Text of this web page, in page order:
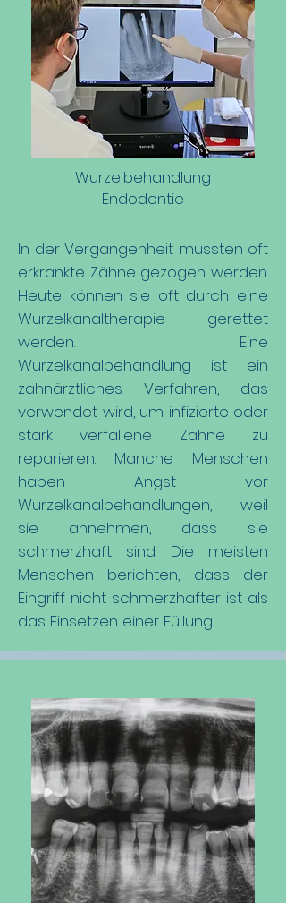
Wurzelbehandlung
Endodontie
In der Vergangenheit mussten oft
erkrankte Zähne gezogen werden.
Heute können sie oft durch eine
Wurzelkanaltherapie gerettet
werden. Eine
Wurzelkanalbehandlung ist ein
zahnärztliches Verfahren, das
verwendet wird, um infizierte oder
stark verfallene Zähne zu
reparieren. Manche Menschen
haben Angst vor
Wurzelkanalbehandlungen, weil
sie annehmen, dass sie
schmerzhaft sind. Die meisten
Menschen berichten, dass der
Eingriff nicht schmerzhafter ist als
das Einsetzen einer Füllung.